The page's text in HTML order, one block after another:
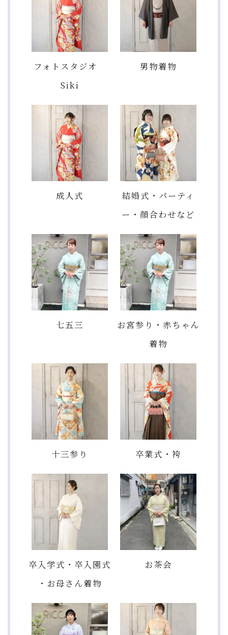
フォトスタジオ
Siki
男物着物
成人式
結婚式・パーティ
ー・顔合わせなど
七五三
お宮参り・赤ちゃん
着物
十三参り 卒業式・袴
卒入学式・卒入園式
・お母さん着物
お茶会